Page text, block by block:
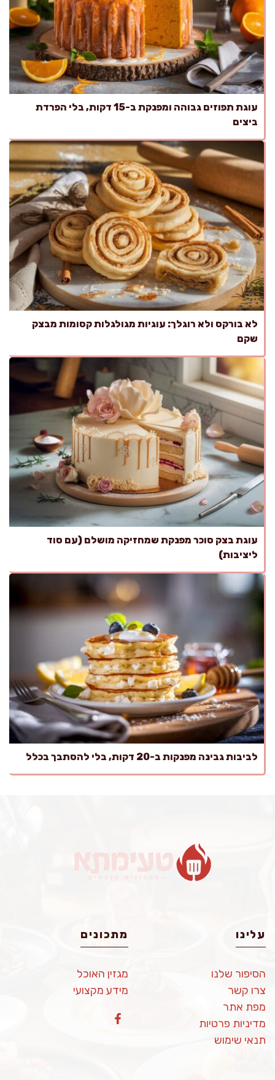
עוגת תפוזים גבוהה ומפנקת ב-15 דקות, בלי הפרדת
ביצים
לא בורקס ולא רוגלך: עוגיות מגולגלות קסומות מבצק
שקם
עוגת בצק סוכר מפנקת שמחזיקה מושלם (עם סוד
ליציבות)
לביבות גבינה מפנקות ב-20 דקות, בלי להסתבך בכלל
עלינו
הסיפור שלנו
צרו קשר
מפת אתר
מדיניות פרטיות
תנאי שימוש
מתכונים
מגזין האוכל
מידע מקצועי